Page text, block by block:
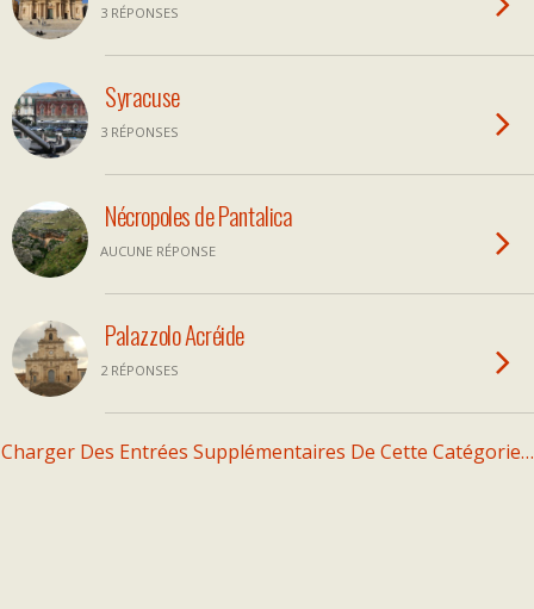
3 RÉPONSES
Syracuse
3 RÉPONSES
Nécropoles de Pantalica
AUCUNE RÉPONSE
Palazzolo Acréide
2 RÉPONSES
Charger Des Entrées Supplémentaires De Cette Catégorie…